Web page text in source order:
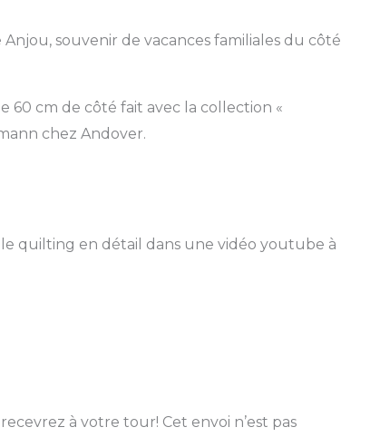
souvenir de vacances familiales du côté
60 cm de côté fait avec la collection «
chez Andover.
quilting en détail dans une vidéo youtube à
à votre tour! Cet envoi n’est pas